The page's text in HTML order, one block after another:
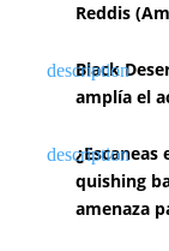
Reddis
Black
amplía el
quishing
amenaza